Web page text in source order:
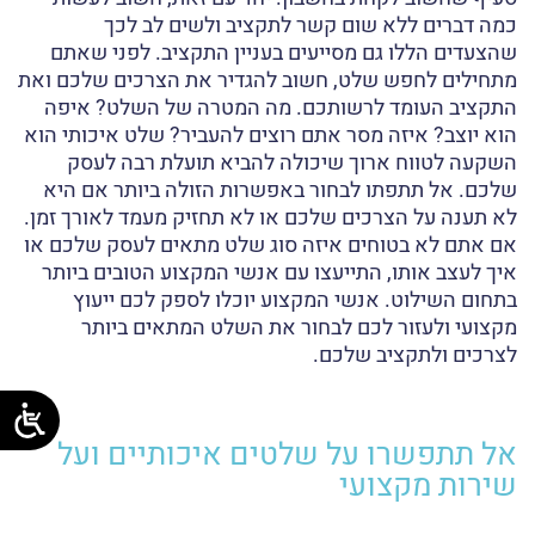
כמה דברים ללא שום קשר לתקציב ולשים לב לכך
שהצעדים הללו גם מסייעים בעניין התקציב. לפני שאתם
מתחילים לחפש שלט, חשוב להגדיר את הצרכים שלכם ואת
התקציב העומד לרשותכם. מה המטרה של השלט? איפה
הוא יוצב? איזה מסר אתם רוצים להעביר? שלט איכותי הוא
השקעה לטווח ארוך שיכולה להביא תועלת רבה לעסק
שלכם. אל תתפתו לבחור באפשרות הזולה ביותר אם היא
לא תענה על הצרכים שלכם או לא תחזיק מעמד לאורך זמן.
אם אתם לא בטוחים איזה סוג שלט מתאים לעסק שלכם או
איך לעצב אותו, התייעצו עם אנשי המקצוע הטובים ביותר
בתחום השילוט. אנשי המקצוע יוכלו לספק לכם ייעוץ
מקצועי ולעזור לכם לבחור את השלט המתאים ביותר
לצרכים ולתקציב שלכם.
אל תתפשרו על שלטים איכותיים ועל
שירות מקצועי